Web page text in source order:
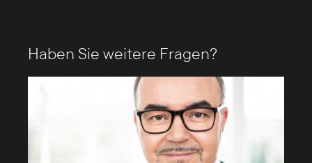
Management-Programms (CRM) und
gegebenenfalls ein Service Level
Agreement (SLA) behoben werden. In
letzterem verspricht das Marketing dem
Vertrieb, monatlich eine gewisse Zahl an
Leads zu übermitteln. Vom Vertrieb kommt
Haben Sie weitere Fragen?